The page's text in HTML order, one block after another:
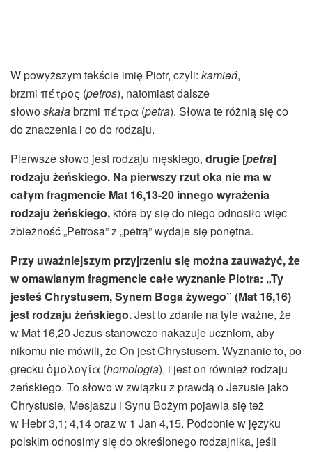
W powyższym tekście imię Piotr, czyli: kamień,
brzmi πέτρος (petros), natomiast dalsze
słowoskałabrzmi πέτρα (petra). Słowa te różnią się co
do znaczenia i co do rodzaju.
Pierwsze słowo jest rodzaju męskiego, drugie [petra]
rodzaju żeńskiego. Na pierwszy rzut oka nie ma w
całym fragmencie Mat 16,13-20 innego wyrażenia
rodzaju żeńskiego, które by się do niego odnosiło więc
zbieżność „Petrosa” z „petrą” wydaje się ponętna.
Przy uważniejszym przyjrzeniu się można zauważyć, że
w omawianym fragmencie całe wyznanie Piotra: „Ty
jesteś Chrystusem, Synem Boga żywego” (Mat 16,16)
jest rodzaju żeńskiego.Jest to zdanie na tyle ważne, że
w Mat 16,20 Jezus stanowczo nakazuje uczniom, aby
nikomu nie mówili, że On jest Chrystusem. Wyznanie to, po
grecku ὁμολογία (homologia), i jest on również rodzaju
żeńskiego. To słowo w związku z prawdą o Jezusie jako
Chrystusie, Mesjaszu i Synu Bożym pojawia się też
w Hebr 3,1; 4,14 oraz w 1 Jan 4,15. Podobnie w języku
polskim odnosimy się do określonego rodzajnika, jeśli